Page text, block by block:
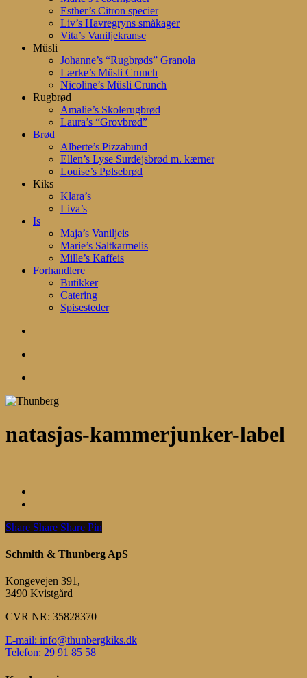
Esther’s Citron specier
Liv’s Havregryns småkager
Vita’s Vaniljekranse
Müsli
Johanne’s “Rugbrøds” Granola
Lærke’s Müsli Crunch
Nicoline’s Müsli Crunch
Rugbrød
Amalie’s Skolerugbrød
Laura’s “Grovbrød”
Brød
Alberte’s Pizzabund
Ellen’s Lyse Surdejsbrød m. kærner
Louise’s Pølsebrød
Kiks
Klara’s
Liva’s
Is
Maja’s Vaniljeis
Marie’s Saltkarmelis
Mille’s Kaffeis
Forhandlere
Butikker
Catering
Spisesteder
natasjas-kammerjunker-label
Share
Share Share Share Pin
Schmith & Thunberg ApS
Kongevejen 391,
3490 Kvistgård
CVR NR: 35828370
E-mail: info@thunbergkiks.dk
Telefon: 29 91 85 58